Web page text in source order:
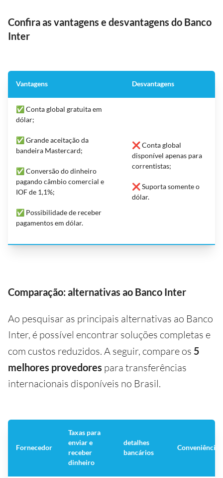
Confira as vantagens e desvantagens do Banco
Inter
Vantagens Desvantagens
✅ Conta global gratuita em
dólar;
✅ Grande aceitação da
bandeira Mastercard;
✅ Conversão do dinheiro
pagando câmbio comercial e
IOF de 1,1%;
✅ Possibilidade de receber
pagamentos em dólar.
❌ Conta global
disponível apenas para
correntistas;
❌ Suporta somente o
dólar.
Comparação: alternativas ao Banco Inter
Ao pesquisar as principais alternativas ao Banco
Inter, é possível encontrar soluções completas e
com custos reduzidos. A seguir, compare os 5
melhores provedores para transferências
internacionais disponíveis no Brasil.
Fornecedor
Taxas para
enviar e
receber
dinheiro
detalhes
bancários
Conveniência